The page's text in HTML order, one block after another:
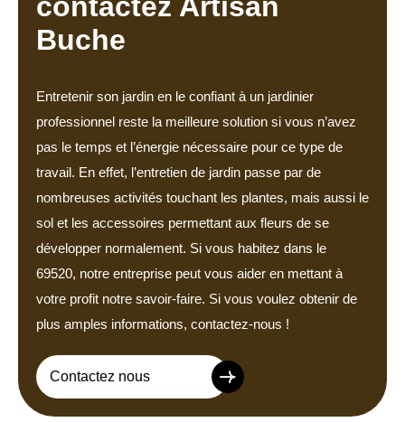
Buche
Entretenir son jardin en le confiant à un jardinier
professionnel reste la meilleure solution si vous n’avez
pas le temps et l’énergie nécessaire pour ce type de
travail. En effet, l’entretien de jardin passe par de
nombreuses activités touchant les plantes, mais aussi le
sol et les accessoires permettant aux fleurs de se
développer normalement. Si vous habitez dans le
69520, notre entreprise peut vous aider en mettant à
votre profit notre savoir-faire. Si vous voulez obtenir de
plus amples informations, contactez-nous !
Contactez nous